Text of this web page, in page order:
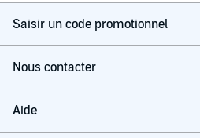
Saisir un code promotionnel
Nous contacter
Aide